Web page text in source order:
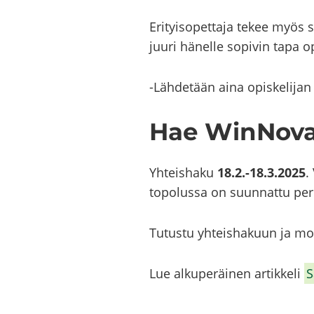
Eri­tyi­so­pet­ta­ja tekee myös
juuri hä­nel­le so­pi­vin tapa
-​Lähdetään aina
Hae
Yh­teis­ha­ku 18.2.-18.3.2025.
to­po­lus­sa on suun­nat­tu
Tu­tus­tu yh­teis­ha­kuun ja
Lue al­ku­pe­räi­nen ar­tik­ke­li